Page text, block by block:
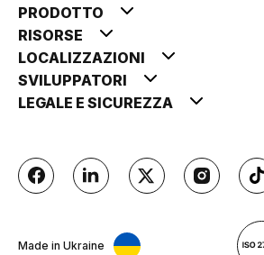
PRODOTTO
RISORSE
LOCALIZZAZIONI
SVILUPPATORI
LEGALE E SICUREZZA
Made in Ukraine